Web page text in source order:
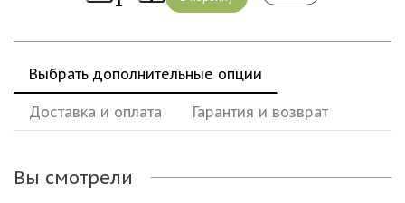
Выбрать дополнительные опции
Доставка и оплата Гарантия и возврат
Вы смотрели